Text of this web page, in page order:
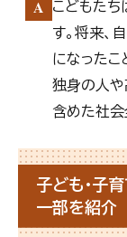
A
こどもたち
す。将来、
になったこ
独身の人や
含めた社会
子ども・子
一部を紹介